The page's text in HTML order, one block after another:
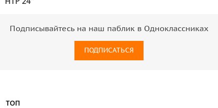
Подписывайтесь на наш паблик в Одноклассниках
ПОДПИСАТЬСЯ
ТОП